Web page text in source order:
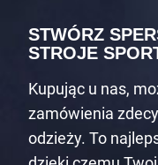
STWÓRZ
STROJE
Kupując u nas,
zamówienia
odzieży. To